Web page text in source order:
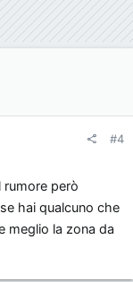
#4
però
hai qualcuno che
meglio la zona da